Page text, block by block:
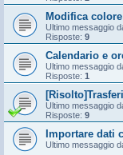
Modifica
Ultimo messaggio
Risposte: 9
Calendario e
Ultimo messaggio
Risposte: 1
Ultimo messaggio
Risposte: 9
Importare dati
Ultimo messaggio